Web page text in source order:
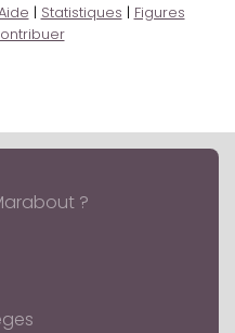
| Statistiques | Figures
?